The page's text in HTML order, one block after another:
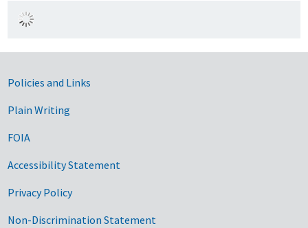
Government Links
Policies and Links
Plain Writing
FOIA
Accessibility Statement
Privacy Policy
Non-Discrimination Statement